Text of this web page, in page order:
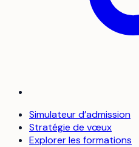
Simulateur d’admission
Stratégie de vœux
Explorer les formations